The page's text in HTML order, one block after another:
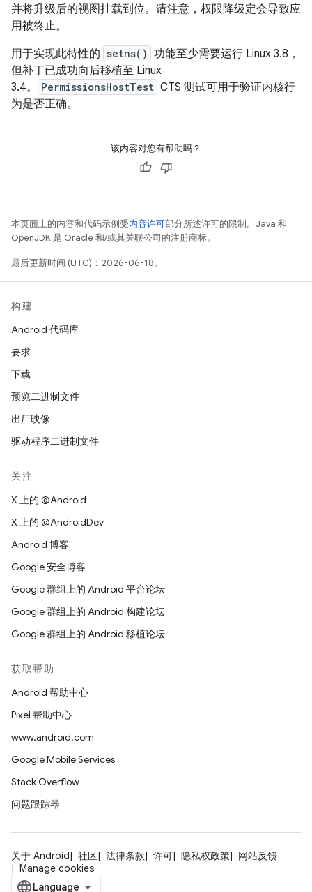
并将升级后的视图挂载到位。请注意，权限降级定会导致应
用被终止。
用于实现此特性的 setns() 功能至少需要运行 Linux 3.8，
但补丁已成功向后移植至 Linux
3.4。
PermissionsHostTest CTS 测试可用于验证内核行
为是否正确。
该内容对您有帮助吗？
本页面上的内容和代码示例受内容许可部分所述许可的限制。Java 和
OpenJDK 是 Oracle 和/或其关联公司的注册商标。
最后更新时间 (UTC)：2026-06-18。
构建
Android 代码库
要求
下载
预览二进制文件
出厂映像
驱动程序二进制文件
关注
X 上的 @Android
X 上的 @AndroidDev
Android 博客
Google 安全博客
Google 群组上的 Android 平台论坛
Google 群组上的 Android 构建论坛
Google 群组上的 Android 移植论坛
获取帮助
Android 帮助中心
Pixel 帮助中心
www.android.com
Google Mobile Services
Stack Overflow
问题跟踪器
关于 Android 社区 法律条款 许可 隐私权政策
网站反馈
Manage cookies